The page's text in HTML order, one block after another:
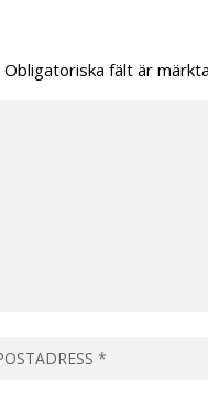
Obligatoriska fält är